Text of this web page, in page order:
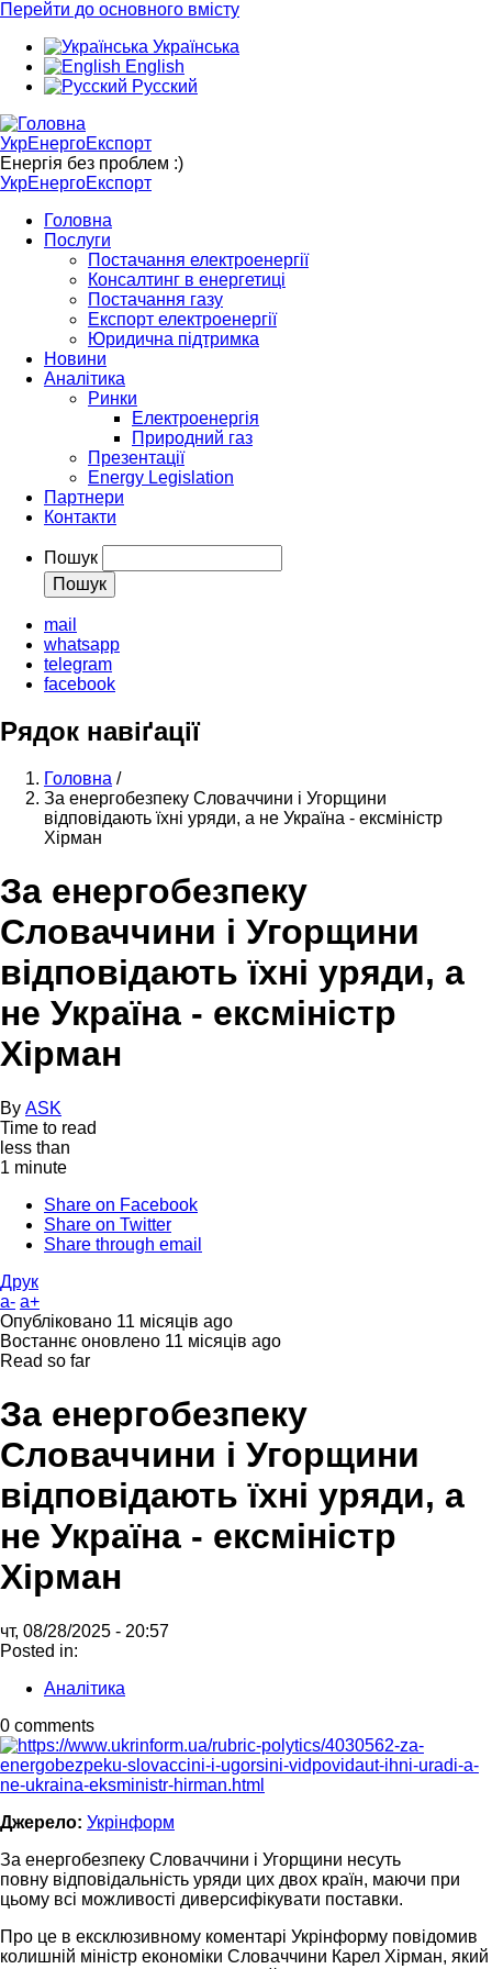
Перейти до основного вмісту
Українська
English
Русский
УкрЕнергоЕкспорт
Енергія без проблем :)
УкрЕнергоЕкспорт
Головна
Послуги
Постачання електроенергії
Консалтинг в енергетиці
Постачання газу
Експорт електроенергії
Юридична підтримка
Новини
Аналітика
Ринки
Електроенергія
Природний газ
Презентації
Energy Legislation
Партнери
Контакти
Пошук
mail
whatsapp
telegram
facebook
Рядок навіґації
Головна /
За енергобезпеку Словаччини і Угорщини
відповідають їхні уряди, а не Україна - ексміністр
Хірман
За енергобезпеку
Словаччини і Угорщини
відповідають їхні уряди, а
не Україна - ексміністр
Хірман
By ASK
Time to read
less than
1 minute
Share on Facebook
Share on Twitter
Share through email
Друк
a- a+
Опубліковано 11 місяців ago
Востаннє оновлено 11 місяців ago
Read so far
За енергобезпеку
Словаччини і Угорщини
відповідають їхні уряди, а
не Україна - ексміністр
Хірман
чт, 08/28/2025 - 20:57
Posted in:
Аналітика
0 comments
Джерело: Укрінформ
За енергобезпеку Словаччини і Угорщини несуть
повну відповідальність уряди цих двох країн, маючи при
цьому всі можливості диверсифікувати поставки.
Про це в ексклюзивному коментарі Укрінформу повідомив
колишній міністр економіки Словаччини Карел Хірман, який